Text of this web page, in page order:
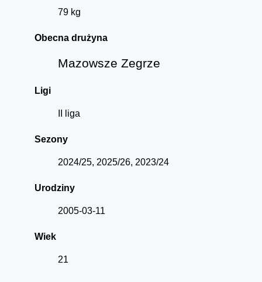
79 kg
Obecna drużyna
Mazowsze Zegrze
Ligi
II liga
Sezony
2024/25, 2025/26, 2023/24
Urodziny
2005-03-11
Wiek
21